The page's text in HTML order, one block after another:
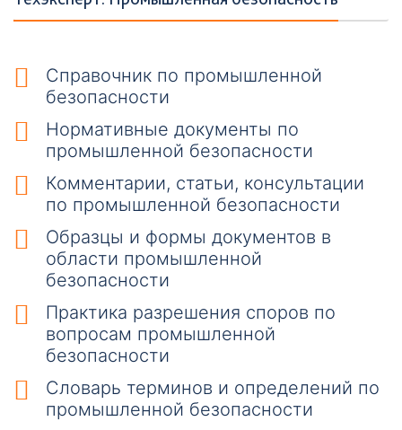
т
ы
Справочник по промышленной
безопасности
Нормативные документы по
промышленной безопасности
Комментарии, статьи, консультации
по промышленной безопасности
Образцы и формы документов в
области промышленной
безопасности
Практика разрешения споров по
вопросам промышленной
безопасности
Словарь терминов и определений по
промышленной безопасности
Необходимые
необязательны.
Они необходимы
для
веб-сайта.